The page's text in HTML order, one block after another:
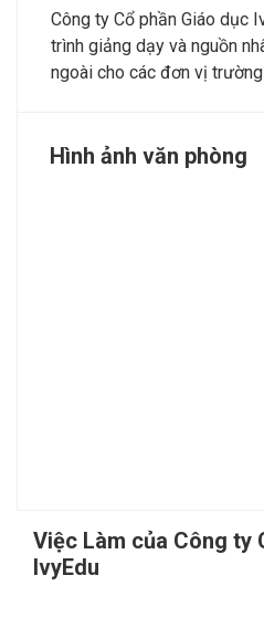
Công ty Cổ phần Giáo dục
trình giảng dạy và nguồn
ngoài cho các đơn vị trường
Hình ảnh văn phòng
Việc Làm của Công ty
IvyEdu